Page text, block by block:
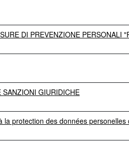
DI PREVENZIONE PERSONALI
GIURIDICHE
la protection des données personelles